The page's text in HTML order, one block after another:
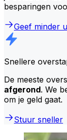
besparingen
Geef minder
Snellere
De meeste
afgerond. We
om je geld gaat.
Stuur sneller